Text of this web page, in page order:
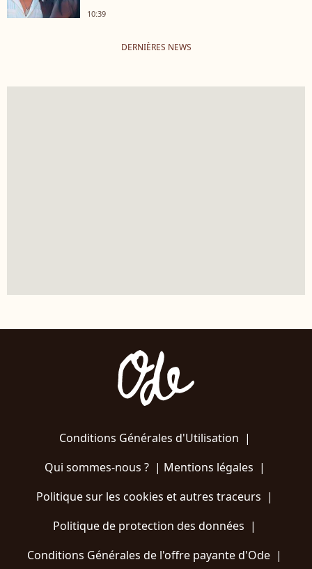
10:39
DERNIÈRES NEWS
Conditions Générales d'Utilisation |
Qui sommes-nous ?| Mentions légales |
Politique sur les cookies et autres traceurs |
Politique de protection des données |
Conditions Générales de l'offre payante d'Ode |